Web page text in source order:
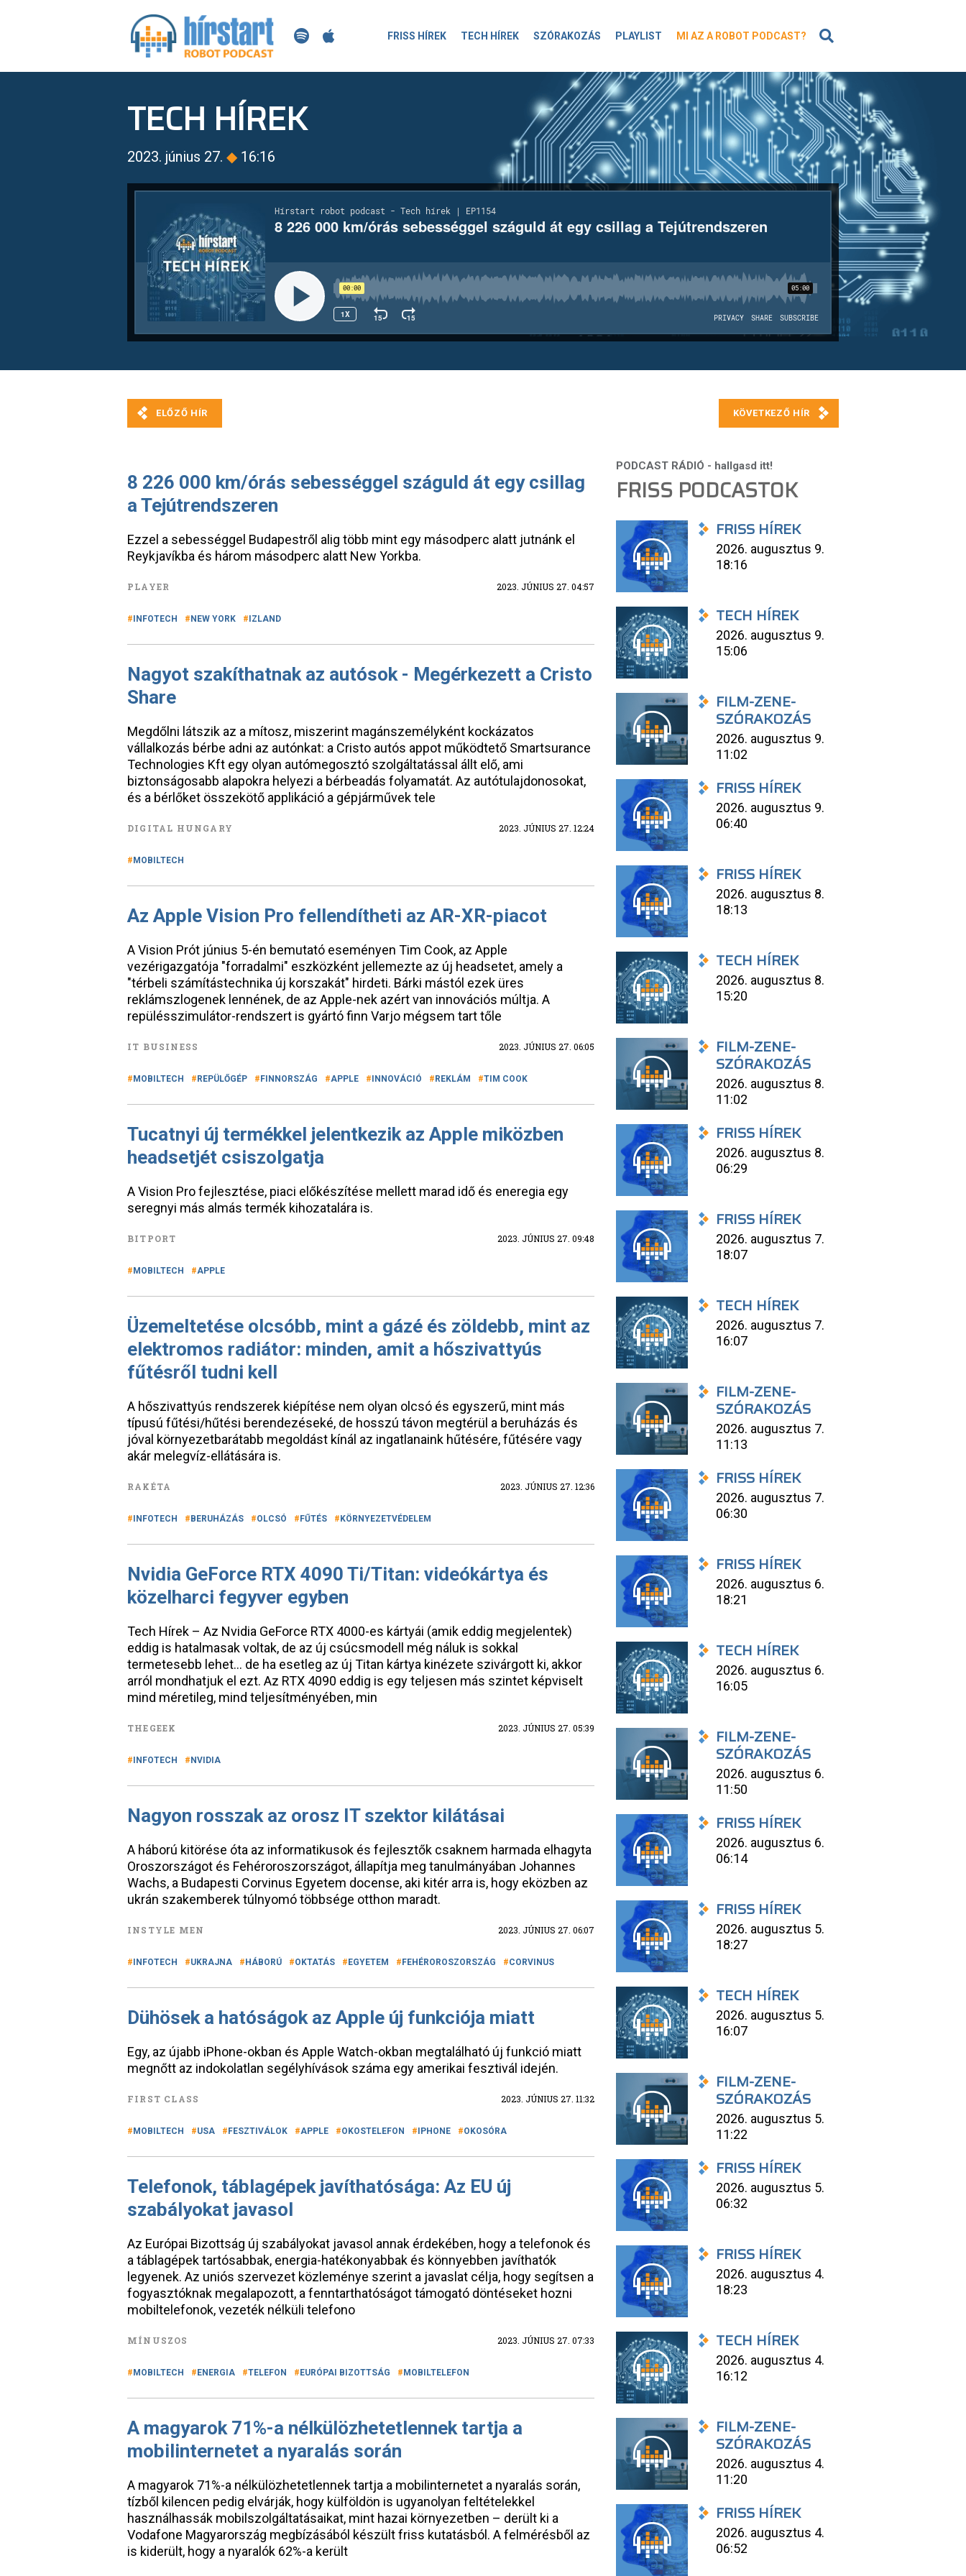
FRISS HÍREK TECH HÍREK SZÓRAKOZÁS PLAYLIST MI AZ A ROBOT PODCAST?
TECH HÍREK
2023. június 27. ◆ 16:16
8 226 000 km/órás sebességgel száguld át egy csillag
a Tejútrendszeren
Ezzel a sebességgel Budapestről alig több mint egy másodperc alatt jutnánk el
Reykjavíkba és három másodperc alatt New Yorkba.
PLAYER 2023. JÚNIUS 27. 04:57
INFOTECH NEW YORK IZLAND
Nagyot szakíthatnak az autósok - Megérkezett a Cristo
Share
Megdőlni látszik az a mítosz, miszerint magánszemélyként kockázatos
vállalkozás bérbe adni az autónkat: a Cristo autós appot működtető Smartsurance
Technologies Kft egy olyan autómegosztó szolgáltatással állt elő, ami
biztonságosabb alapokra helyezi a bérbeadás folyamatát. Az autótulajdonosokat,
és a bérlőket összekötő applikáció a gépjárművek tele
DIGITAL HUNGARY 2023. JÚNIUS 27. 12:24
MOBILTECH
Az Apple Vision Pro fellendítheti az AR-XR-piacot
A Vision Prót június 5-én bemutató eseményen Tim Cook, az Apple
vezérigazgatója "forradalmi" eszközként jellemezte az új headsetet, amely a
"térbeli számítástechnika új korszakát" hirdeti. Bárki mástól ezek üres
reklámszlogenek lennének, de az Apple-nek azért van innovációs múltja. A
repülésszimulátor-rendszert is gyártó finn Varjo mégsem tart tőle
IT BUSINESS 2023. JÚNIUS 27. 06:05
MOBILTECH REPÜLŐGÉP FINNORSZÁG APPLE INNOVÁCIÓ REKLÁM TIM COOK
Tucatnyi új termékkel jelentkezik az Apple miközben
headsetjét csiszolgatja
A Vision Pro fejlesztése, piaci előkészítése mellett marad idő és eneregia egy
seregnyi más almás termék kihozatalára is.
BITPORT 2023. JÚNIUS 27. 09:48
MOBILTECH APPLE
Üzemeltetése olcsóbb, mint a gázé és zöldebb, mint az
elektromos radiátor: minden, amit a hőszivattyús
fűtésről tudni kell
A hőszivattyús rendszerek kiépítése nem olyan olcsó és egyszerű, mint más
típusú fűtési/hűtési berendezéseké, de hosszú távon megtérül a beruházás és
jóval környezetbarátabb megoldást kínál az ingatlanaink hűtésére, fűtésére vagy
akár melegvíz-ellátására is.
RAKÉTA 2023. JÚNIUS 27. 12:36
INFOTECH BERUHÁZÁS OLCSÓ FŰTÉS KÖRNYEZETVÉDELEM
Nvidia GeForce RTX 4090 Ti/Titan: videókártya és
közelharci fegyver egyben
Tech Hírek – Az Nvidia GeForce RTX 4000-es kártyái (amik eddig megjelentek)
eddig is hatalmasak voltak, de az új csúcsmodell még náluk is sokkal
termetesebb lehet… de ha esetleg az új Titan kártya kinézete szivárgott ki, akkor
arról mondhatjuk el ezt. Az RTX 4090 eddig is egy teljesen más szintet képviselt
mind méretileg, mind teljesítményében, min
THEGEEK 2023. JÚNIUS 27. 05:39
INFOTECH NVIDIA
Nagyon rosszak az orosz IT szektor kilátásai
A háború kitörése óta az informatikusok és fejlesztők csaknem harmada elhagyta
Oroszországot és Fehéroroszországot, állapítja meg tanulmányában Johannes
Wachs, a Budapesti Corvinus Egyetem docense, aki kitér arra is, hogy eközben az
ukrán szakemberek túlnyomó többsége otthon maradt.
INSTYLE MEN 2023. JÚNIUS 27. 06:07
INFOTECH UKRAJNA HÁBORÚ OKTATÁS EGYETEM FEHÉROROSZORSZÁG CORVINUS
Dühösek a hatóságok az Apple új funkciója miatt
Egy, az újabb iPhone-okban és Apple Watch-okban megtalálható új funkció miatt
megnőtt az indokolatlan segélyhívások száma egy amerikai fesztivál idején.
FIRST CLASS 2023. JÚNIUS 27. 11:32
MOBILTECH USA FESZTIVÁLOK APPLE OKOSTELEFON IPHONE OKOSÓRA
Telefonok, táblagépek javíthatósága: Az EU új
szabályokat javasol
Az Európai Bizottság új szabályokat javasol annak érdekében, hogy a telefonok és
a táblagépek tartósabbak, energia-hatékonyabbak és könnyebben javíthatók
legyenek. Az uniós szervezet közleménye szerint a javaslat célja, hogy segítsen a
fogyasztóknak megalapozott, a fenntarthatóságot támogató döntéseket hozni
mobiltelefonok, vezeték nélküli telefono
MÍNUSZOS 2023. JÚNIUS 27. 07:33
MOBILTECH ENERGIA TELEFON EURÓPAI BIZOTTSÁG MOBILTELEFON
A magyarok 71%-a nélkülözhetetlennek tartja a
mobilinternetet a nyaralás során
A magyarok 71%-a nélkülözhetetlennek tartja a mobilinternetet a nyaralás során,
tízből kilencen pedig elvárják, hogy külföldön is ugyanolyan feltételekkel
használhassák mobilszolgáltatásaikat, mint hazai környezetben – derült ki a
Vodafone Magyarország megbízásából készült friss kutatásból. A felmérésből az
is kiderült, hogy a nyaralók 62%-a került
FRISS PODCASTOK
FRISS HÍREK
2026. augusztus 9.
18:16
TECH HÍREK
2026. augusztus 9.
15:06
FILM-ZENE-
SZÓRAKOZÁS
2026. augusztus 9.
11:02
FRISS HÍREK
2026. augusztus 9.
06:40
FRISS HÍREK
2026. augusztus 8.
18:13
TECH HÍREK
2026. augusztus 8.
15:20
FILM-ZENE-
SZÓRAKOZÁS
2026. augusztus 8.
11:02
FRISS HÍREK
2026. augusztus 8.
06:29
FRISS HÍREK
2026. augusztus 7.
18:07
TECH HÍREK
2026. augusztus 7.
16:07
FILM-ZENE-
SZÓRAKOZÁS
2026. augusztus 7.
11:13
FRISS HÍREK
2026. augusztus 7.
06:30
FRISS HÍREK
2026. augusztus 6.
18:21
TECH HÍREK
2026. augusztus 6.
16:05
FILM-ZENE-
SZÓRAKOZÁS
2026. augusztus 6.
11:50
FRISS HÍREK
2026. augusztus 6.
06:14
FRISS HÍREK
2026. augusztus 5.
18:27
TECH HÍREK
2026. augusztus 5.
16:07
FILM-ZENE-
SZÓRAKOZÁS
2026. augusztus 5.
11:22
FRISS HÍREK
2026. augusztus 5.
06:32
FRISS HÍREK
2026. augusztus 4.
18:23
TECH HÍREK
2026. augusztus 4.
16:12
FILM-ZENE-
SZÓRAKOZÁS
2026. augusztus 4.
11:20
FRISS HÍREK
2026. augusztus 4.
06:52